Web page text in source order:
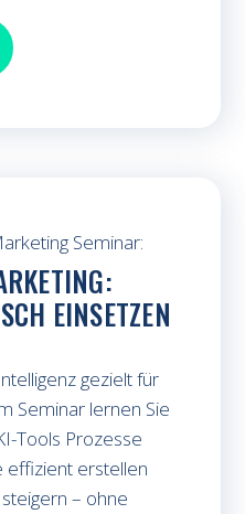
im Marketing
Seminar:
EINSETZEN
gezielt für
Seminar lernen Sie
Tools Prozesse
effizient erstellen
– ohne